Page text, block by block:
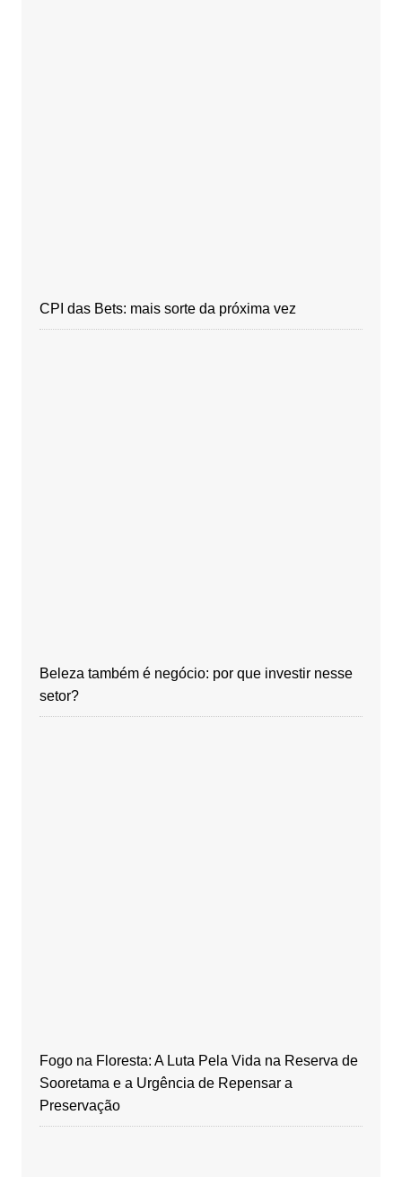
CPI das Bets: mais sorte da próxima vez
Beleza também é negócio: por que investir nesse
setor?
Fogo na Floresta: A Luta Pela Vida na Reserva de
Sooretama e a Urgência de Repensar a
Preservação